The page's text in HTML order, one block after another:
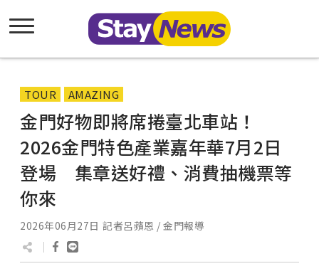
TOUR AMAZING
金門好物即將席捲臺北車站！
2026金門特色產業嘉年華7月2日
登場 集章送好禮、消費抽機票等
你來
2026年06月27日 記者呂蘋恩 / 金門報導